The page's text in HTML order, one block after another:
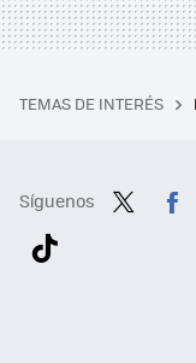
TEMAS DE INTERÉS
Síguenos